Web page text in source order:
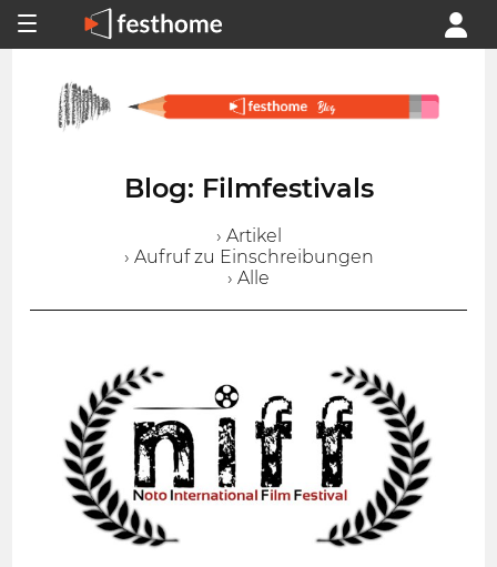
Blog: Filmfestivals
› Artikel
› Aufruf zu Einschreibungen
› Alle